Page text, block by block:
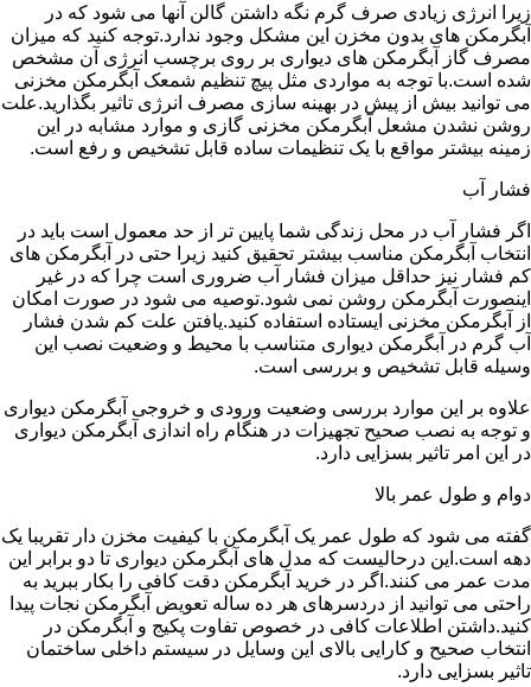
زیرا انرژی زیادی صرف گرم نگه داشتن گالن آنها می شود که در
آبگرمکن های بدون مخزن این مشکل وجود ندارد.توجه کنید که میزان
مصرف گاز آبگرمکن های دیواری بر روی برچسب انرژی آن مشخص
شده است.با توجه به مواردی مثل پیچ تنظیم شمعک آبگرمکن مخزنی
می توانید بیش از پیش در بهینه سازی مصرف انرژی تاثیر بگذارید.علت
روشن نشدن مشعل آبگرمکن مخزنی گازی و موارد مشابه در این
زمینه بیشتر مواقع با یک تنظیمات ساده قابل تشخیص و رفع است.
فشار آب
اگر فشار آب در محل زندگی شما پایین تر از حد معمول است باید در
انتخاب آبگرمکن مناسب بیشتر تحقیق کنید زیرا حتی در آبگرمکن های
کم فشار نیز حداقل میزان فشار آب ضروری است چرا که در غیر
اینصورت آبگرمکن روشن نمی شود.توصیه می شود در صورت امکان
از آبگرمکن مخزنی ایستاده استفاده کنید.یافتن علت کم شدن فشار
آب گرم در آبگرمکن دیواری متناسب با محیط و وضعیت نصب این
وسیله قابل تشخیص و بررسی است.
علاوه بر این موارد بررسی وضعیت ورودی و خروجی آبگرمکن دیواری
و توجه به نصب صحیح تجهیزات در هنگام راه اندازی آبگرمکن دیواری
در این امر تاثیر بسزایی دارد.
دوام و طول عمر بالا
گفته می شود که طول عمر یک آبگرمکن با کیفیت مخزن دار تقریبا یک
دهه است.این درحالیست که مدل های آبگرمکن دیواری تا دو برابر این
مدت عمر می کنند.اگر در خرید آبگرمکن دقت کافی را بکار ببرید به
راحتی می توانید از دردسرهای هر ده ساله تعویض آبگرمکن نجات پیدا
کنید.داشتن اطلاعات کافی در خصوص تفاوت پکیج و آبگرمکن در
انتخاب صحیح و کارایی بالای این وسایل در سیستم داخلی ساختمان
تاثیر بسزایی دارد.